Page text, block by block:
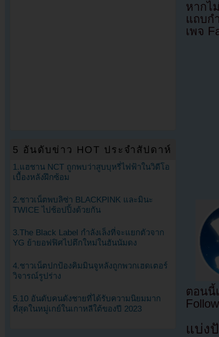
หากไ
แถบก
เพจ
ตอนนี้
แบ่ง
5 อันดับข่าว HOT ประจำสัปดาห์
1.แฮชาน NCT ถูกพบว่าสูบบุหรี่ไฟฟ้าในวิดีโอ
เบื้องหลังฝึกซ้อม
2.ชาวเน็ตพบลิซ่า BLACKPINK และมินะ
TWICE ไปช้อปปิ้งด้วยกัน
3.The Black Label กำลังเล็งที่จะแยกตัวจาก
YG ย้ายอฟฟิศไปตึกใหม่ในฮันนัมดง
4.ชาวเน็ตปกป้องคิมมินจูหลังถูกพวกเฮดเตอร์
วิจารณ์รูปร่าง
5.10 อันดับคนดังชายที่ได้รับความนิยมมาก
ที่สุดในหมู่เกย์ในเกาหลีใต้ของปี 2023